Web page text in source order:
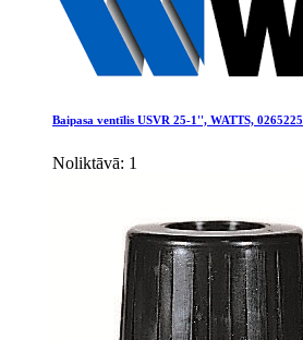
Baipasa ventīlis USVR 25-1'', WATTS, 0265225
Noliktāvā: 1